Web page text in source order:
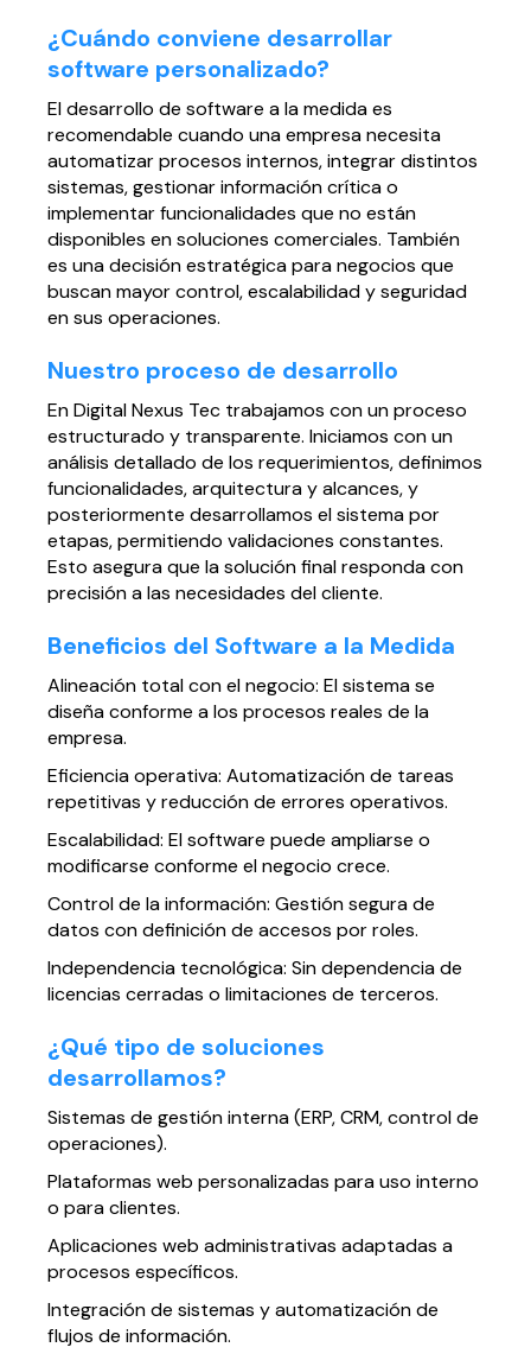
¿Cuándo conviene desarrollar
software personalizado?
El desarrollo de software a la medida es
recomendable cuando una empresa necesita
automatizar procesos internos, integrar distintos
sistemas, gestionar información crítica o
implementar funcionalidades que no están
disponibles en soluciones comerciales. También
es una decisión estratégica para negocios que
buscan mayor control, escalabilidad y seguridad
en sus operaciones.
Nuestro proceso de desarrollo
En Digital Nexus Tec trabajamos con un proceso
estructurado y transparente. Iniciamos con un
análisis detallado de los requerimientos, definimos
funcionalidades, arquitectura y alcances, y
posteriormente desarrollamos el sistema por
etapas, permitiendo validaciones constantes.
Esto asegura que la solución final responda con
precisión a las necesidades del cliente.
Beneficios del Software a la Medida
Alineación total con el negocio: El sistema se
diseña conforme a los procesos reales de la
empresa.
Eficiencia operativa: Automatización de tareas
repetitivas y reducción de errores operativos.
Escalabilidad: El software puede ampliarse o
modificarse conforme el negocio crece.
Control de la información: Gestión segura de
datos con definición de accesos por roles.
Independencia tecnológica: Sin dependencia de
licencias cerradas o limitaciones de terceros.
¿Qué tipo de soluciones
desarrollamos?
Sistemas de gestión interna (ERP, CRM, control de
operaciones).
Plataformas web personalizadas para uso interno
o para clientes.
Aplicaciones web administrativas adaptadas a
procesos específicos.
Integración de sistemas y automatización de
flujos de información.